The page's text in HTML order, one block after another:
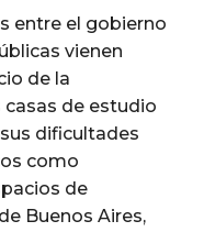
entre el gobierno
vienen
de la
de estudio
dificultades
como
de
Buenos Aires,